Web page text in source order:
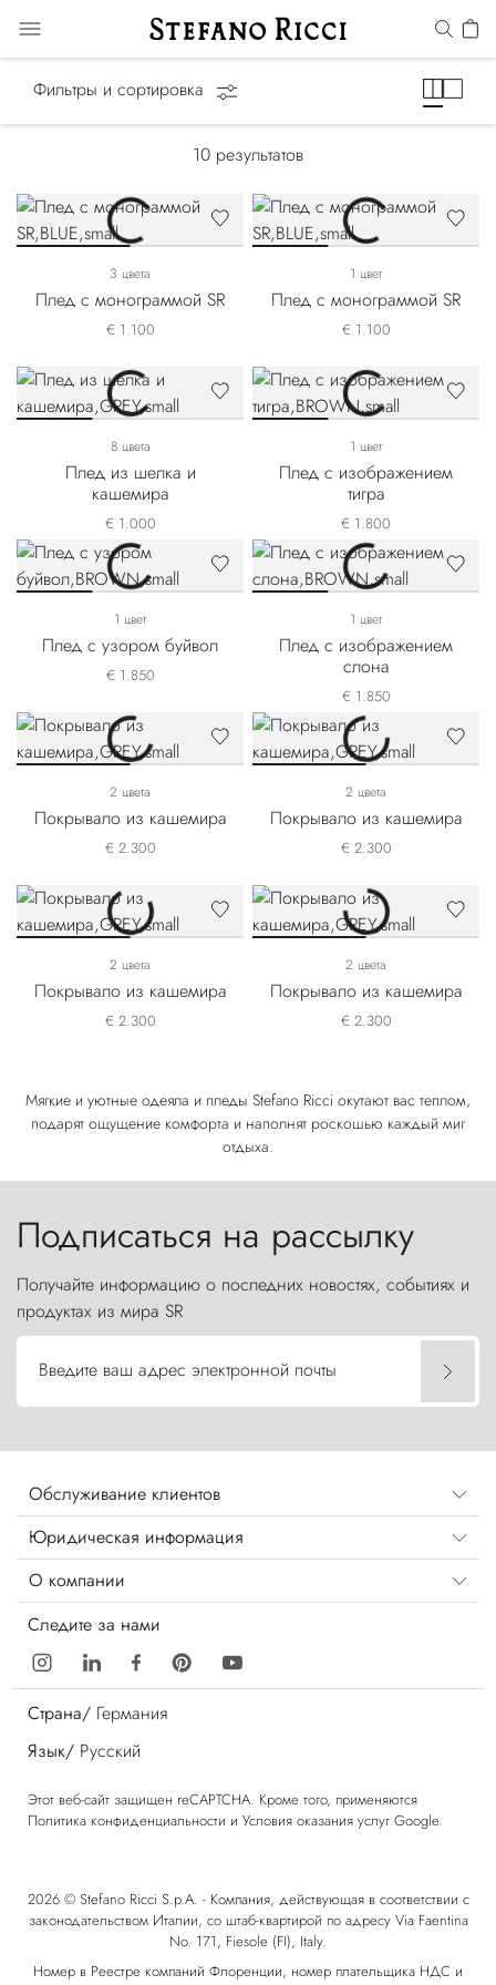
Фильтры и сортировка
10 результатов
3 цвета
Плед с монограммой SR
€ 1.100
1 цвет
Плед с монограммой SR
€ 1.100
8 цвета
Плед из шелка и
кашемира
€ 1.000
1 цвет
Плед с изображением
тигра
€ 1.800
1 цвет
Плед с узором буйвол
€ 1.850
1 цвет
Плед с изображением
слона
€ 1.850
2 цвета
Покрывало из кашемира
€ 2.300
2 цвета
Покрывало из кашемира
€ 2.300
2 цвета
Покрывало из кашемира
€ 2.300
2 цвета
Покрывало из кашемира
€ 2.300
Мягкие и уютные одеяла и пледы Stefano Ricci окутают вас теплом,
подарят ощущение комфорта и наполнят роскошью каждый миг
отдыха.
Подписаться на рассылку
Получайте информацию о последних новостях, событиях и
продуктах из мира SR
Введите ваш адрес электронной почты
Обслуживание клиентов
Юридическая информация
О компании
Следите за нами
Страна/ Германия
Язык/ Русский
Этот веб-сайт защищен reCAPTCHA. Кроме того, применяются
Политика конфиденциальности и Условия оказания услуг Google.
2026 © Stefano Ricci S.p.A. - Компания, действующая в соответствии с
законодательством Италии, со штаб-квартирой по адресу Via Faentina
No. 171, Fiesole (FI), Italy.
Номер в Реестре компаний Флоренции, номер плательщика НДС и